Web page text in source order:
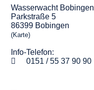
Wasserwacht Bobingen
Parkstraße 5
86399 Bobingen
(Karte)
Info-Telefon:
0151 / 55 37 90 90